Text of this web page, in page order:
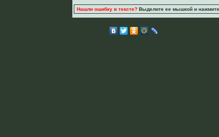
Нашли ошибку в тексте?Выделите ее мышкой и нажмите